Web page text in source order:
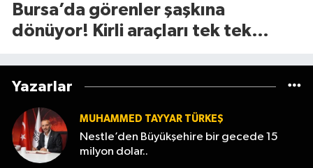
Bursa’da görenler şaşkına
dönüyor! Kirli araçları tek tek
Yazarlar
MUHAMMED TAYYAR TÜRKEŞ
Nestle’den Büyükşehire bir gecede 15
milyon dolar..